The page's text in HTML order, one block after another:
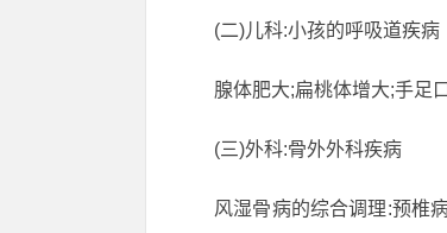
(二)儿科:小孩的呼吸道疾病
腺体肥大;扁桃体增大;手足
(三)外科:骨外外科疾病
风湿骨病的综合调理:预椎